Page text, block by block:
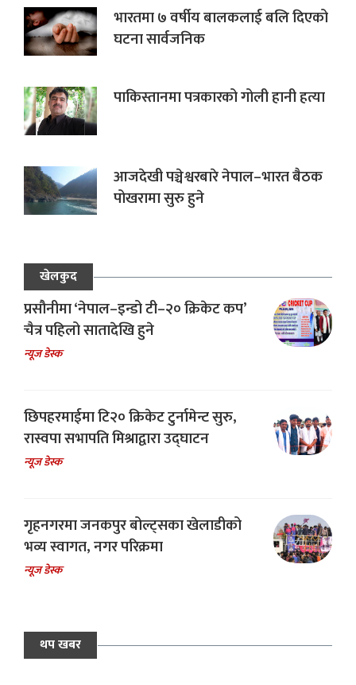
भारतमा ७ वर्षीय बालकलाई बलि दिएको
घटना सार्वजनिक
पाकिस्तानमा पत्रकारको गोली हानी हत्या
आजदेखी पञ्चेश्वरबारे नेपाल–भारत बैठक
पोखरामा सुरु हुने
खेलकुद
प्रसौनीमा ‘नेपाल–इन्डो टी–२० क्रिकेट कप’
चैत्र पहिलो सातादेखि हुने
न्यूज डेस्क
छिपहरमाईमा टि२० क्रिकेट टुर्नामेन्ट सुरु,
रास्वपा सभापति मिश्राद्वारा उद्घाटन
न्यूज डेस्क
गृहनगरमा जनकपुर बोल्ट्सका खेलाडीको
भव्य स्वागत, नगर परिक्रमा
न्यूज डेस्क
थप खबर